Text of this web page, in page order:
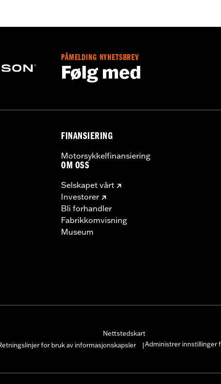
www.h-d.com/warrantyfor full details
PÅMELDING NYHETSBREV
Følg med
FINANSIERING
Motorsykkelfinansiering
OM OSS
Selskapet vårt
Investorer
Bli forhandler
Fabrikkomvisning
Museum
Nettstedskart
for bruk av informasjonskapsler Administrer innstillinger